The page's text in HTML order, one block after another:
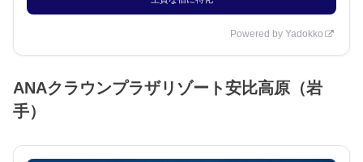
Powered by Yadokko
ANAクラウンプラザリゾート安比高原（岩
手）